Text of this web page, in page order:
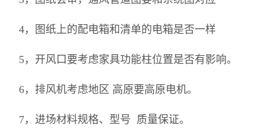
4，图纸上的配电箱和清单的电箱是否一样
5，开风口要考虑家具功能柱位置是否有影响。
6，排风机考虑地区 高原要高原电机。
7，进场材料规格、型号 质量保证。